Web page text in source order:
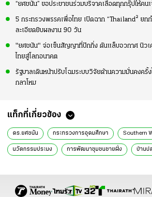
“ยศชนัน” ขอประชาชนร่วมบริจาคเลือดทุกกรุ๊ปให้คน
5 กระทรวงพรรคเพื่อไทย เปิดฉาก “Thailand² ยก
ละเอียดยิบผลงาน 90 วัน
"ยศชนัน" จ่อเซ็นสัญญาที่ปักกิ่ง ดันแล็บอวกาศ นิวเ
ไทยสู่โลกอนาคต
รัฐบาลเดินหน้าปรับโฉมระบบวิจัยด้านความมั่นคงครั้
กลาโหม
แท็กที่เกี่ยวข้อง
ดร.ยศชนัน กระทรวงการอุดมศึกษา Southern
นวัตกรรมประมง การพัฒนาชุมชนชายฝั่ง บ้านป